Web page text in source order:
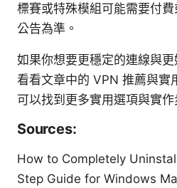
標賽或特殊模組可能需要付
公告為準。
如果你想要更穩定的連線與
看看文章中的 VPN 推薦與實
可以找到更多實用選項與實作
Sources:
How to Completely
Step Guide for Windows